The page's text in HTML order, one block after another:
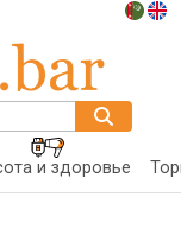
и здоровье